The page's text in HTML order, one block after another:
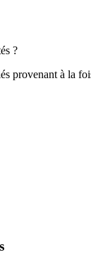
?
provenant à la